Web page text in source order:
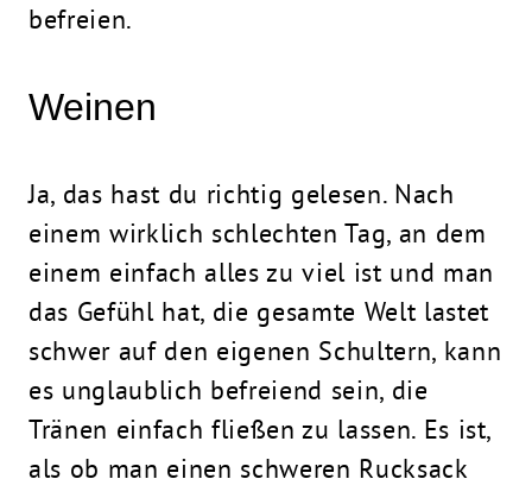
befreien.
Weinen
Ja, das hast du richtig gelesen. Nach
einem wirklich schlechten Tag, an dem
einem einfach alles zu viel ist und man
das Gefühl hat, die gesamte Welt lastet
schwer auf den eigenen Schultern, kann
es unglaublich befreiend sein, die
Tränen einfach fließen zu lassen. Es ist,
als ob man einen schweren Rucksack